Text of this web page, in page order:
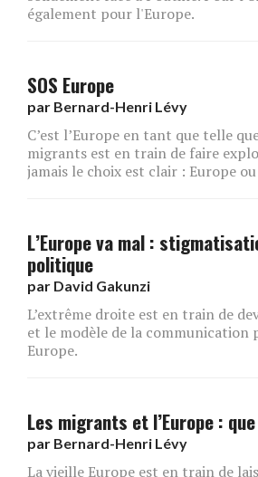
également pour l'Europe.
SOS Europe
par Bernard-Henri Lévy
C’est l’Europe en tant que telle
migrants est en train de faire
jamais le choix est clair : Europe
L’Europe va mal :
politique
par David Gakunzi
L’extrême droite est en train de
et le modèle de la communication
Europe.
Les migrants et l’Europe :
par Bernard-Henri Lévy
La vieille Europe est en train de